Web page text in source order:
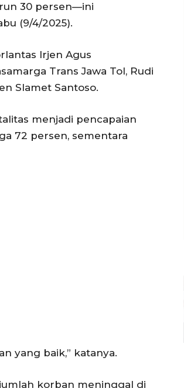
30 persen—ini
(9/4/2025).
Irjen Agus
Trans Jawa Tol, Rudi
Slamet Santoso.
menjadi pencapaian
72 persen, sementara
yang baik,” katanya.
korban meninggal di